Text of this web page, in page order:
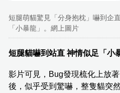
短腿萌貓驚見「分身抱枕」嚇到企
「小暴龍」。網上圖片
短腿貓嚇到站直 神情似足「小
影片可見，Bug發現梳化上放
後，似乎受到驚嚇，整隻貓突